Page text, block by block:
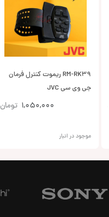
RM-RK39 ریموت کنترل فرمان
جی وی سی JVC
1,050,000 تومان
موجود در انبار